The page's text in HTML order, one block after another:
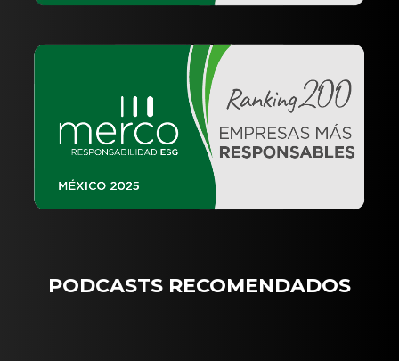
PODCASTS RECOMENDADOS